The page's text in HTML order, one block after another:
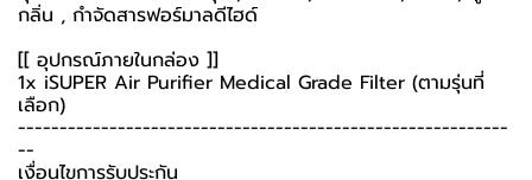
กลิ่น , กำจัดสารฟอร์มาลดีไฮด์
[[ อุปกรณ์ภายในกล่อง ]]
1x iSUPER Air Purifier Medical Grade Filter (ตามรุ่นที่
เลือก)
-----------------------------------------------------------
--
เงื่อนไขการรับประกัน